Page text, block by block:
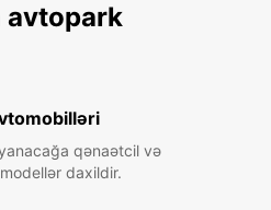
avtopark
qənaətcil və
daxildir.